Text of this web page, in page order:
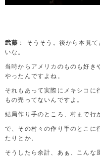
武藤 ： そうそう。後から本見
いな。
当時からアメリカのものも好き
やったんですよね。
それもあって実際にメキシコに
もの売ってないんですよ。
結局作り手のところ、村まで行
で、その村々の作り手のとこに
たりとか、
そうしたら余計、あぁ、こんな